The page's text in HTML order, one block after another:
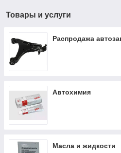
Товары и услуги
Распродажа
Автохимия
Масла и жидкости